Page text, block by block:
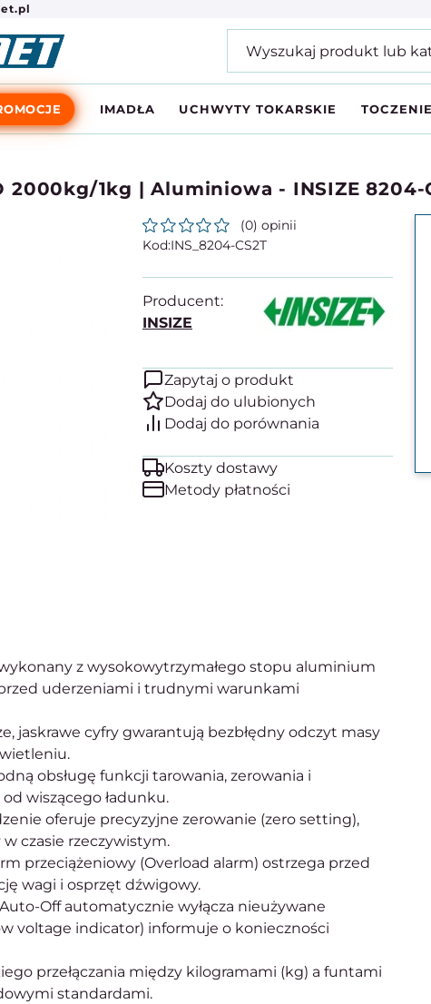
IMADŁA UCHWYTY TOKARSKIE TOCZENIE
1kg | Aluminiowa - INSIZE 8204-
(0) opinii
INS_8204-CS2T
Producent:
INSIZE
Zapytaj o produkt
Koszty dostawy
Metody płatności
z wysokowytrzymałego stopu aluminium
uderzeniami i trudnymi warunkami
jaskrawe cyfry gwarantują bezbłędny odczyt masy
obsługę funkcji tarowania, zerowania i
wiszącego ładunku.
oferuje precyzyjne zerowanie (zero setting),
czasie rzeczywistym.
przeciążeniowy (Overload alarm) ostrzega przed
wagi i osprzęt dźwigowy.
Off automatycznie wyłącza nieużywane
voltage indicator) informuje o konieczności
przełączania między kilogramami (kg) a funtami
standardami.